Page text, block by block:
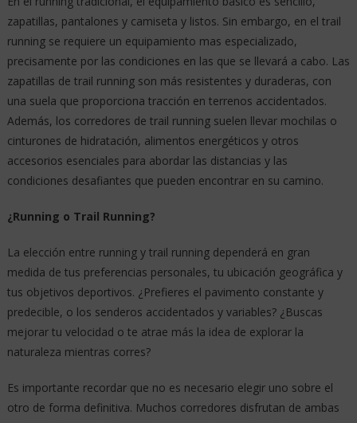
zapatillas, pantalones y camiseta y listos. Sin embargo, en el trail
running se requiere un equipamiento mas especializado,
precisamente por las condiciones en las que se llevará a cabo. Las
zapatillas de trail running son más resistentes y duraderas, con
una suela que proporciona tracción en terrenos accidentados.
Además, los corredores de trail running suelen llevar mochilas o
cinturones de hidratación, alimentos energéticos y otros
accesorios esenciales para abordar las distancias y las
condiciones desafiantes que pueden encontrar en su camino.
¿Running o Trail Running?
La elección entre running y trail running dependerá en gran
medida de tus preferencias personales, tu ubicación geográfica y
tus objetivos deportivos. ¿Prefieres el pavimento constante y
predecible, o los senderos accidentados y variables? ¿Buscas
mejorar tu velocidad o te atrae más la idea de explorar la
naturaleza mientras corres?
Es importante recordar que no es necesario elegir uno sobre el
otro de forma definitiva. Muchos corredores disfrutan de ambas